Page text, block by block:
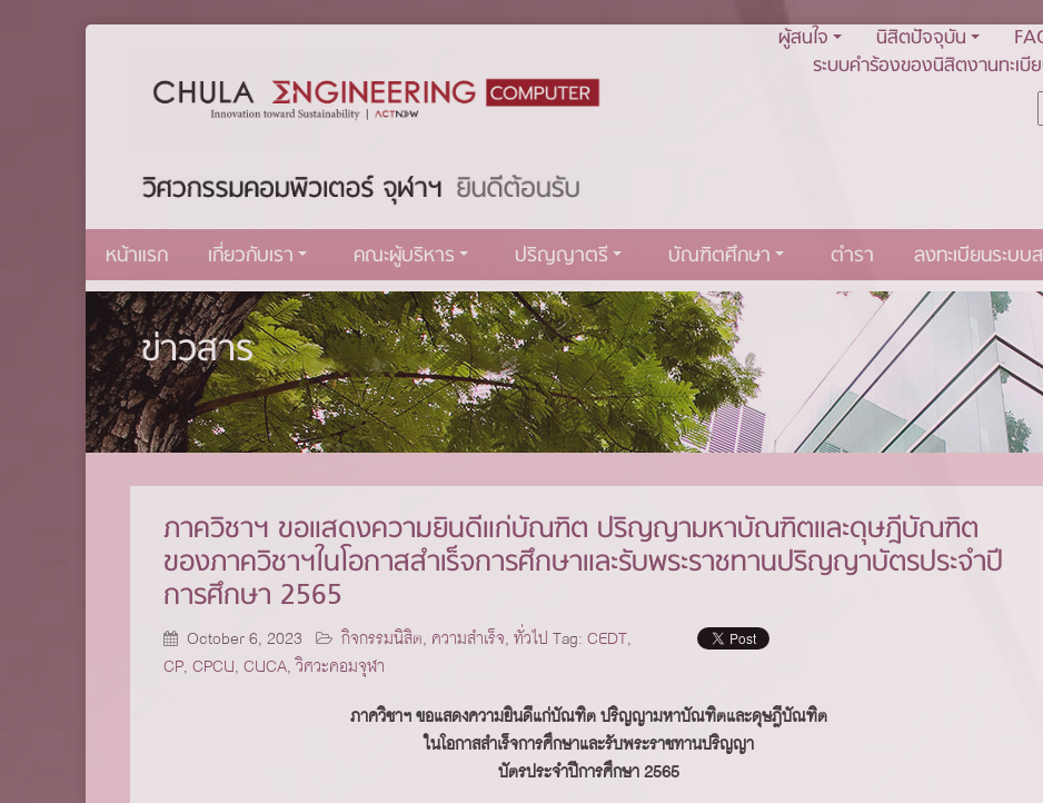
ผู้สนใจ นิสิตปัจจุบัน
ระบบคำร้องของนิสิตงานทะเ
หน้าแรก เกี่ยวกับเรา คณะผู้บริหาร ปริญญาตรี บัณฑิตศึกษา ตำรา ลงทะเบียนระบบ
ข่าวสาร
ภาควิชาฯ ขอแสดงความยินดีแก่บัณฑิต ปริญญามหาบัณฑิตและดุษฎีบัณฑิต
ของภาควิชาฯในโอกาสสำเร็จการศึกษาและรับพระราชทานปริญญาบัตรประจำปี
การศึกษา 2565
October 6, 2023 กิจกรรมนิสิต, ความสำเร็จ,ทั่วไปTag:CEDT,
CP,CPCU,CUCA,วิศวะคอมจุฬา
ภาควิชาฯ ขอแสดงความยินดีแก่บัณฑิต ปริญญามหาบัณฑิตและดุษฎีบัณฑิต
ในโอกาสสำเร็จการศึกษาและรับพระราชทานปริญญา
บัตรประจำปีการศึกษา 2565